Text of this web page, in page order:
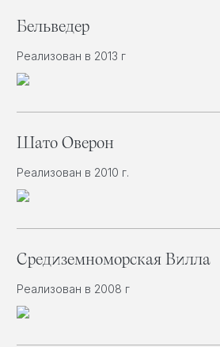
Бельведер
Реализован в 2013 г
Шато Оверон
Реализован в 2010 г.
Средиземноморская Вилла
Реализован в 2008 г